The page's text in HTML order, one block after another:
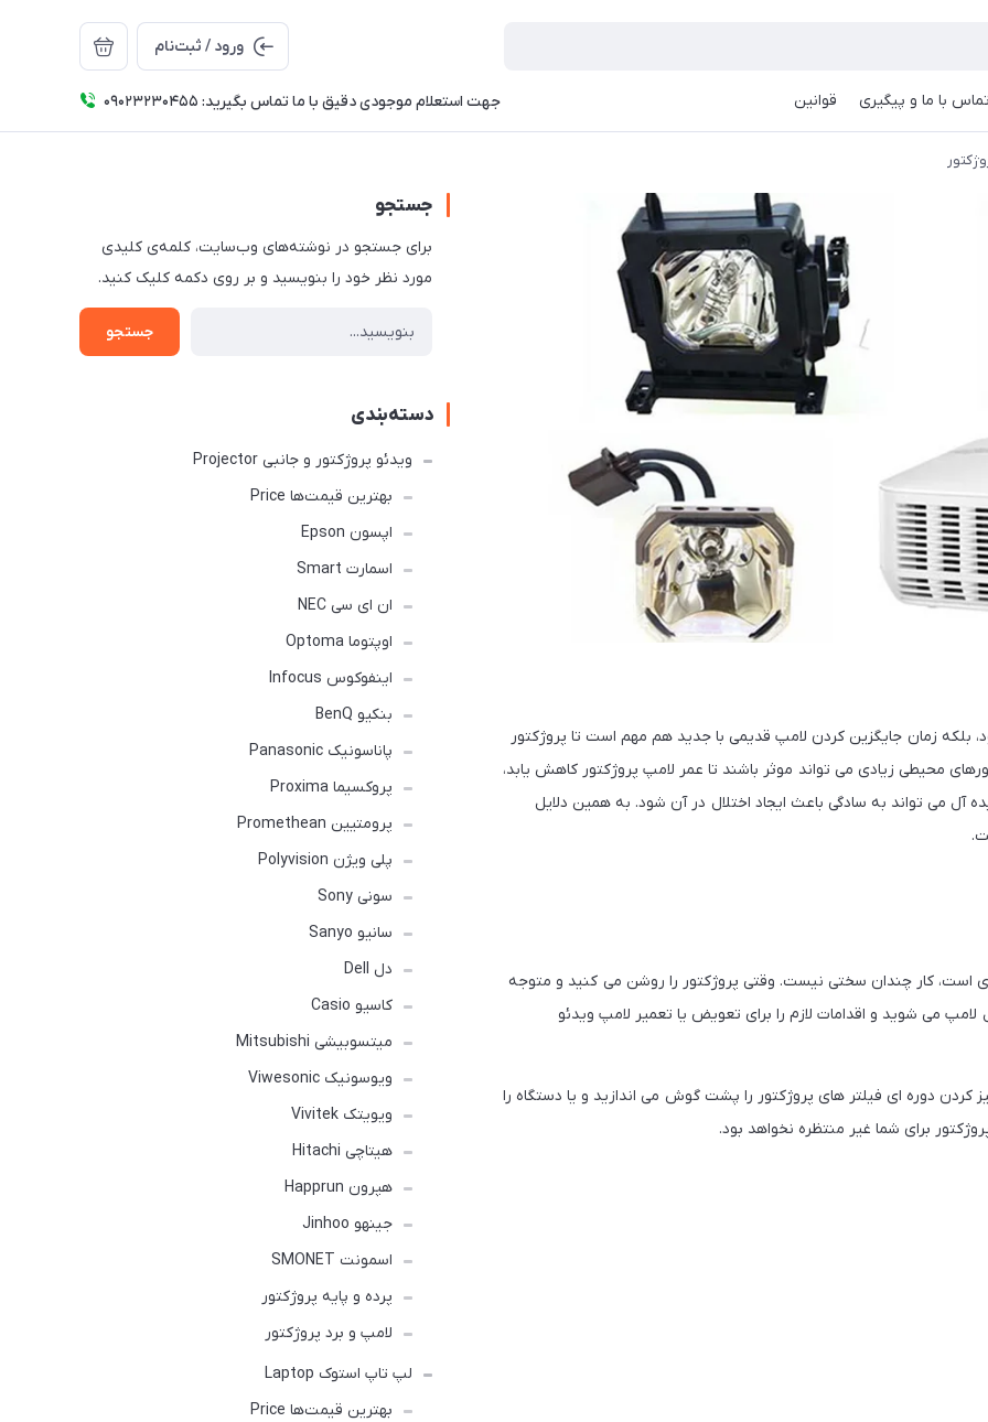
ورود / ثبت‌نام
تماس با ما و پیگیری قوانین جهت استعلام موجودی دقیق با ما تماس بگیرید: 09023230455
بلکه زمان جایگزین کردن لامپ قدیمی با جدید هم مهم است تا پروژکتور
محیطی زیادی می تواند موثر باشند تا عمر لامپ پروژکتور کاهش یابد،
آل می تواند به سادگی باعث ایجاد اختلال در آن شود. به همین دلایل
است، کار چندان سختی نیست. وقتی پروژکتور را روشن می کنید و متوجه
می شوید و اقدامات لازم را برای تعویض یا تعمیر لامپ ویدئو
کردن دوره ای فیلتر های پروژکتور را پشت گوش می اندازید و یا دستگاه را
برای شما غیر منتظره نخواهد بود.
جستجو
برای جستجو در نوشته‌های وب‌سایت، کلمه‌ی کلیدی
مورد نظر خود را بنویسید و بر روی دکمه کلیک کنید.
جستجو
دسته‌بندی
ویدئو پروژکتور و جانبی Projector
بهترین قیمت‌ها Price
اپسون Epson
اسمارت Smart
ان ای سی NEC
اوپتوما Optoma
اینفوکوس Infocus
بنکیو BenQ
پاناسونیک Panasonic
پروکسیما Proxima
پرومتیین Promethean
پلی ویژن Polyvision
سونی Sony
سانیو Sanyo
دل Dell
کاسیو Casio
میتسوبیشی Mitsubishi
ویوسونیک Viwesonic
ویویتک Vivitek
هیتاچی Hitachi
هپرون Happrun
جینهو Jinhoo
اسمونت SMONET
پرده و پایه پروژکتور
لامپ و برد پروژکتور
لپ تاپ استوک Laptop
بهترین قیمت‌ها Price